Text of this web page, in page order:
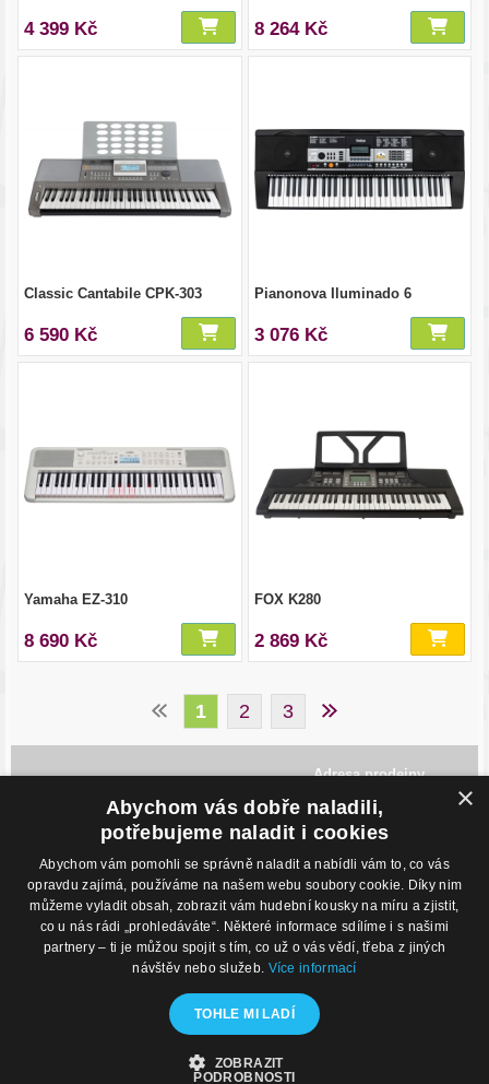
4 399 Kč 8 264 Kč
Classic Cantabile CPK-303
6 590 Kč
Pianonova Iluminado 6
3 076 Kč
Yamaha EZ-310
8 690 Kč
FOX K280
2 869 Kč
1 2 3
Adresa prodejny
Havlíčkovo Nábřeží 28,
702 00, Ostrava
Česká Republika
Kontakty
Eshop: +420 725 169 052
Prodejna: +420 596 113 012
eshop@hudebnisvet.cz
O nákupu
Obchodní podmínky
Podmínky prodeje na splátky
Kontakty
Hudební zázemí
×
Abychom vás dobře naladili,
potřebujeme naladit i cookies
Abychom vám pomohli se správně naladit a nabídli vám to, co vás
opravdu zajímá, používáme na našem webu soubory cookie. Díky nim
můžeme vyladit obsah, zobrazit vám hudební kousky na míru a zjistit,
co u nás rádi „prohledáváte“. Některé informace sdílíme i s našimi
partnery – ti je můžou spojit s tím, co už o vás vědí, třeba z jiných
návštěv nebo služeb. Více informací
TOHLE MI LADÍ
ZOBRAZIT
PODROBNOSTI